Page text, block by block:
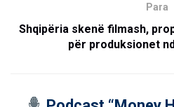
Para
Shqipëria skenë filmash,
për produksionet